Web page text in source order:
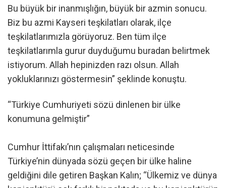
Bu büyük bir inanmışlığın, büyük bir azmin sonucu.
Biz bu azmi Kayseri teşkilatları olarak, ilçe
teşkilatlarımızla görüyoruz. Ben tüm ilçe
teşkilatlarımla gurur duyduğumu buradan belirtmek
istiyorum. Allah hepinizden razı olsun. Allah
yokluklarınızı göstermesin” şeklinde konuştu.
“Türkiye Cumhuriyeti sözü dinlenen bir ülke
konumuna gelmiştir”
Cumhur İttifakı’nın çalışmaları neticesinde
Türkiye’nin dünyada sözü geçen bir ülke haline
geldiğini dile getiren Başkan Kalın; “Ülkemiz ve dünya